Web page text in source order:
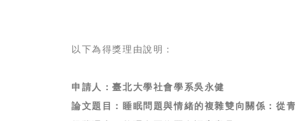
以下為得獎理由說明：
申請人：臺北大學社會學系吳永健
論文題目：睡眠問題與情緒的複雜雙向關係：從